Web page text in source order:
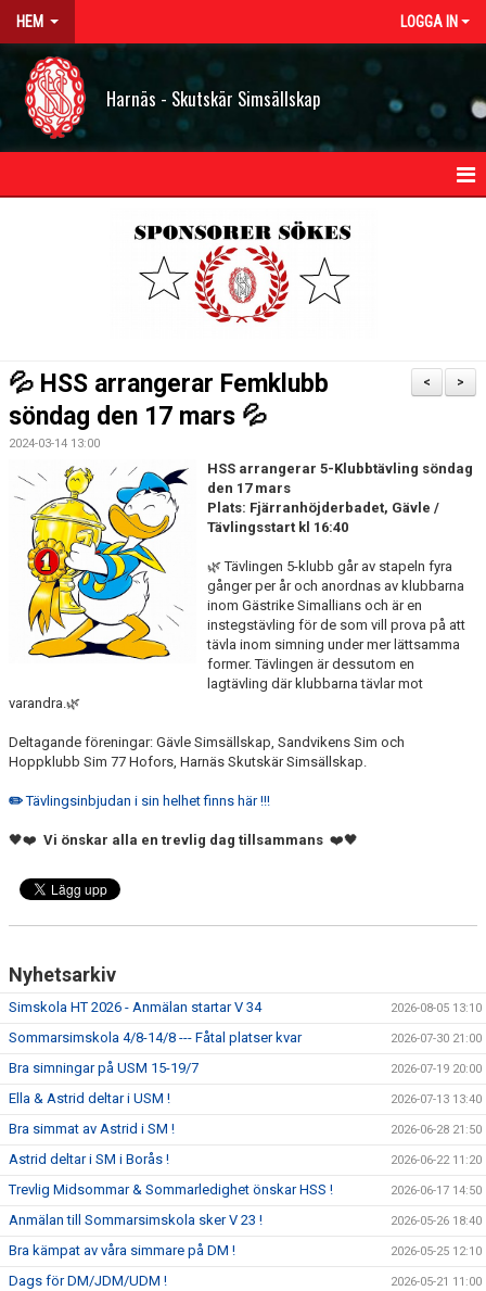
HEM LOGGA IN
Harnäs - Skutskär Simsällskap
STYRELSEN
FJÄRRANHÖJDERBADET
HARNÄSBADET
>
<
💦 HSS arrangerar Femklubb
söndag den 17 mars 💦
2024-03-14 13:00
HSS arrangerar 5-Klubbtävling söndag
den 17 mars
Plats: Fjärranhöjderbadet, Gävle /
Tävlingsstart kl 16:40
🌿 Tävlingen 5-klubb går av stapeln fyra
gånger per år och anordnas av klubbarna
inom Gästrike Simallians och är en
instegstävling för de som vill prova på att
tävla inom simning under mer lättsamma
former. Tävlingen är dessutom en
lagtävling där klubbarna tävlar mot
varandra.🌿
Deltagande föreningar: Gävle Simsällskap, Sandvikens Sim och
Hoppklubb Sim 77 Hofors, Harnäs Skutskär Simsällskap.
✏️Tävlingsinbjudan i sin helhet finns här !!!
🖤❤️ Vi önskar alla en trevlig dag tillsammans ❤️🖤
Nyhetsarkiv
Simskola HT 2026 - Anmälan startar V 34 2026-08-05 13:10
Sommarsimskola 4/8-14/8 --- Fåtal platser kvar 2026-07-30 21:00
Bra simningar på USM 15-19/7 2026-07-19 20:00
Ella & Astrid deltar i USM ! 2026-07-13 13:40
Bra simmat av Astrid i SM ! 2026-06-28 21:50
Astrid deltar i SM i Borås ! 2026-06-22 11:20
Trevlig Midsommar & Sommarledighet önskar HSS ! 2026-06-17 14:50
Anmälan till Sommarsimskola sker V 23 ! 2026-05-26 18:40
Bra kämpat av våra simmare på DM ! 2026-05-25 12:10
Dags för DM/JDM/UDM ! 2026-05-21 11:00